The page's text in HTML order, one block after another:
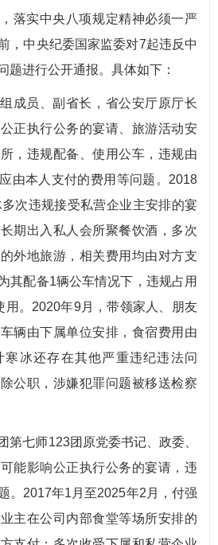
落实中央八项规定精神必须一严
，中央纪委国家监委对7起违反中
题进行公开通报。具体如下：
成员、副省长，省公安厅原厅长
正执行公务的宴请、旅游活动安
，违规配备、使用公车，违规由
由本人支付的费用等问题。2018
次违规接受私营企业主安排的宴
期出入私人会所聚餐饮酒，多次
外地旅游，相关费用均由对方支
其配备1辆公车情况下，违规占用
用。2020年9月，带领家人、朋友
辆由下属单位安排，食宿费用由
冰还存在其他严重违纪违法问
公职，涉嫌犯罪问题被移送检察
第七师123团原党委书记、政委、
能影响公正执行公务的宴请，违
。2017年1月至2025年2月，付强
主在公司内部食堂等场所安排的